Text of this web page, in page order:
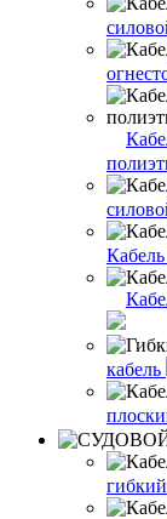
кабель
гибкий